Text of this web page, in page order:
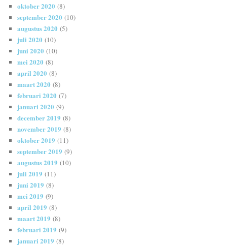
oktober 2020 (8)
september 2020 (10)
augustus 2020 (5)
juli 2020 (10)
juni 2020 (10)
mei 2020 (8)
april 2020 (8)
maart 2020 (8)
februari 2020 (7)
januari 2020 (9)
december 2019 (8)
november 2019 (8)
oktober 2019 (11)
september 2019 (9)
augustus 2019 (10)
juli 2019 (11)
juni 2019 (8)
mei 2019 (9)
april 2019 (8)
maart 2019 (8)
februari 2019 (9)
januari 2019 (8)